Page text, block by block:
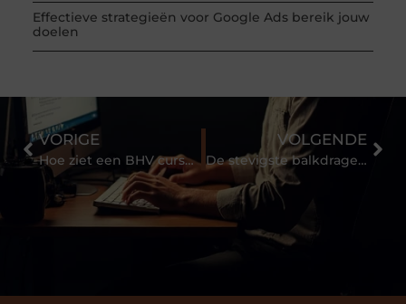
Effectieve strategieën voor Google Ads bereik jouw
doelen
VORIGE
Hoe ziet een BHV cursus incompany eruit?
VOLGENDE
De stevigste balkdragers in het westen